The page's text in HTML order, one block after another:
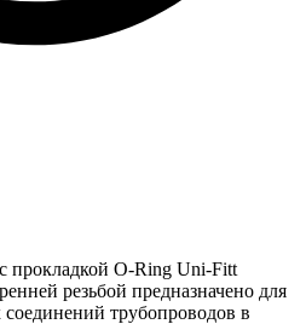
прокладкой O-Ring Uni-Fitt
резьбой предназначено для
трубопроводов в